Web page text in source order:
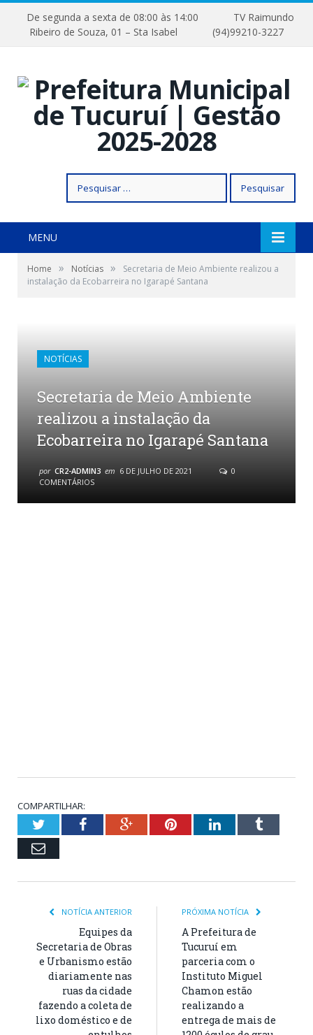
De segunda a sexta de 08:00 às 14:00
TV Raimundo
Ribeiro de Souza, 01 – Sta Isabel
(94)99210-3227
por:
MENU
Home » Notícias »
Secretaria de Meio Ambiente realizou a
instalação da Ecobarreira no Igarapé Santana
NOTÍCIAS
Secretaria de Meio Ambiente
realizou a instalação da
Ecobarreira no Igarapé Santana
por CR2-ADMIN3 em 6 DE JULHO DE 2021
0
COMENTÁRIOS
COMPARTILHAR:
TwitterFacebookGoogle+PinterestLinkedInTumblr
Email
NOTÍCIA ANTERIOR
Equipes da
Secretaria de Obras
e Urbanismo estão
diariamente nas
ruas da cidade
fazendo a coleta de
lixo doméstico e de
PRÓXIMA NOTÍCIA
A Prefeitura de
Tucuruí em
parceria com o
Instituto Miguel
Chamon estão
realizando a
entrega de mais de